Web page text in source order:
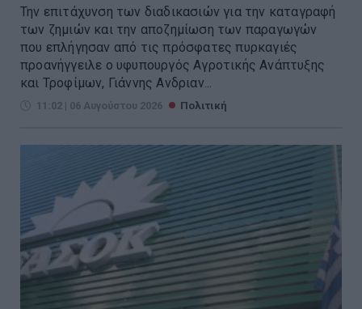
Την επιτάχυνση των διαδικασιών για την καταγραφή
των ζημιών και την αποζημίωση των παραγωγών
που επλήγησαν από τις πρόσφατες πυρκαγιές
προανήγγειλε ο υφυπουργός Αγροτικής Ανάπτυξης
και Τροφίμων, Γιάννης Ανδριαν...
11:02 | 06 Αυγούστου 2026 Πολιτική